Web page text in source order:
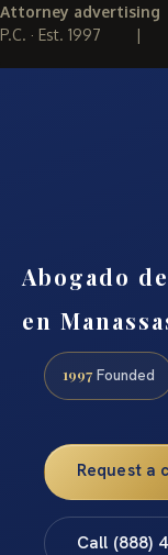
Attorney
P.C. · Est. 1997
Abogado
en
1997 Founded
Request a
Call (888)